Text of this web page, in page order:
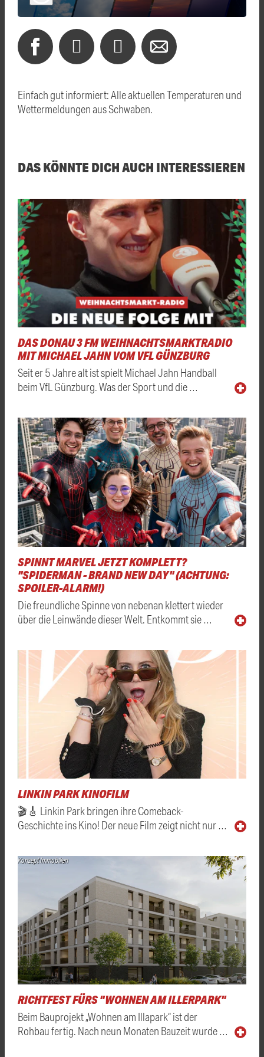
Einfach gut informiert: Alle aktuellen Temperaturen und
Wettermeldungen aus Schwaben.
DAS KÖNNTE DICH AUCH INTERESSIEREN
DAS DONAU 3 FM WEIHNACHTSMARKTRADIO
MIT MICHAEL JAHN VOM VFL GÜNZBURG
Seit er 5 Jahre alt ist spielt Michael Jahn Handball
beim VfL Günzburg. Was der Sport und die …
SPINNT MARVEL JETZT KOMPLETT?
"SPIDERMAN - BRAND NEW DAY" (ACHTUNG:
SPOILER-ALARM!)
Die freundliche Spinne von nebenan klettert wieder
über die Leinwände dieser Welt. Entkommt sie …
LINKIN PARK KINOFILM
🎬🎸 Linkin Park bringen ihre Comeback-
Geschichte ins Kino! Der neue Film zeigt nicht nur …
Konzept Immobilien
RICHTFEST FÜRS "WOHNEN AM ILLERPARK"
Beim Bauprojekt „Wohnen am Illapark“ ist der
Rohbau fertig. Nach neun Monaten Bauzeit wurde …